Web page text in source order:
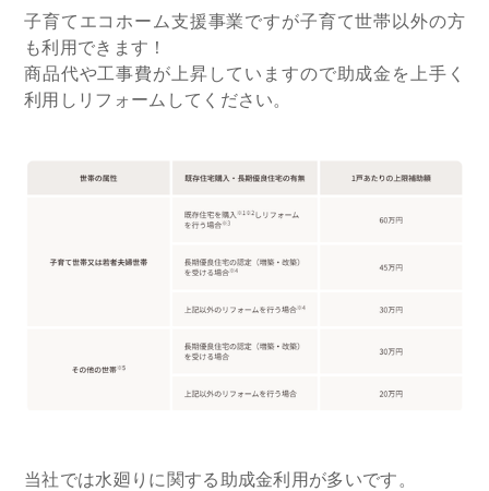
子育てエコホーム支援事業ですが子育て世帯以外の方
も利用できます！
商品代や工事費が上昇していますので助成金を上手く
利用しリフォームしてください。
当社では水廻りに関する助成金利用が多いです。